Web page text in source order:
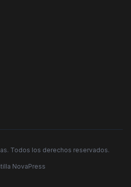
Todos los derechos reservados.
NovaPress